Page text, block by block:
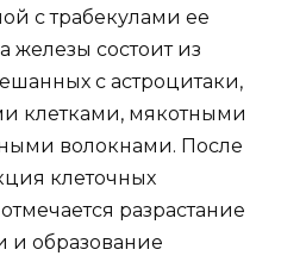
с трабекулами ее
состоит из
с астроцитаки,
клетками, мякотными
волокнами. После
клеточных
разрастание
и образование